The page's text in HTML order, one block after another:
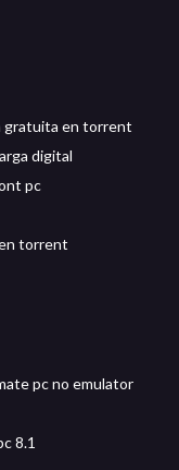
gratuita en torrent
digital
pc
torrent
pc no emulator
8.1